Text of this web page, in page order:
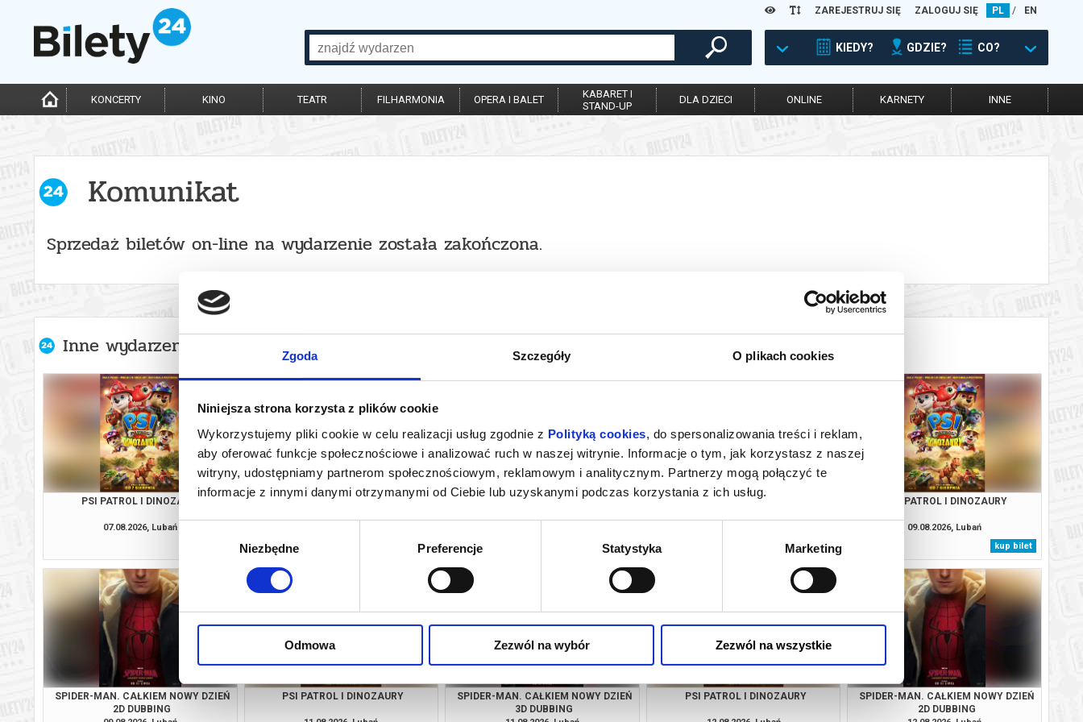
Zgoda Szczegóły O plikach cookies
Niniejsza strona korzysta z plików cookie
Wykorzystujemy pliki cookie w celu realizacji usług zgodnie z Polityką cookies, do spersonalizowania treści i reklam,
aby oferować funkcje społecznościowe i analizować ruch w naszej witrynie. Informacje o tym, jak korzystasz z naszej
witryny, udostępniamy partnerom społecznościowym, reklamowym i analitycznym. Partnerzy mogą połączyć te
informacje z innymi danymi otrzymanymi od Ciebie lub uzyskanymi podczas korzystania z ich usług.
Niezbędne Preferencje Statystyka Marketing
Odmowa Zezwól na wybór Zezwól na wszystkie
ZAREJESTRUJ SIĘ ZALOGUJ SIĘ PL / EN
KIEDY? GDZIE? CO?
KONCERTY KINO TEATR FILHARMONIA OPERA I BALET
KABARET I
STAND-UP
DLA DZIECI ONLINE KARNETY INNE
Komunikat
Sprzedaż biletów on-line na wydarzenie została zakończona.
Inne wydarzenia organizatora
PSI PATROL I DINOZAURY
07.08.2026, Lubań
SPIDER-MAN. CAŁKIEM NOWY DZIEŃ
kup bilet
PSI PATROL I DINOZAURY
kup bilet
SPIDER-MAN. CAŁKIEM NOWY DZIEŃ
kup bilet
PSI PATROL I DINOZAURY
09.08.2026, Lubań
kup bilet
SPIDER-MAN. CAŁKIEM NOWY DZIEŃ
2D DUBBING
PSI PATROL I DINOZAURY
SPIDER-MAN. CAŁKIEM NOWY DZIEŃ
3D DUBBING
PSI PATROL I DINOZAURY
SPIDER-MAN. CAŁKIEM NOWY DZIEŃ
2D DUBBING